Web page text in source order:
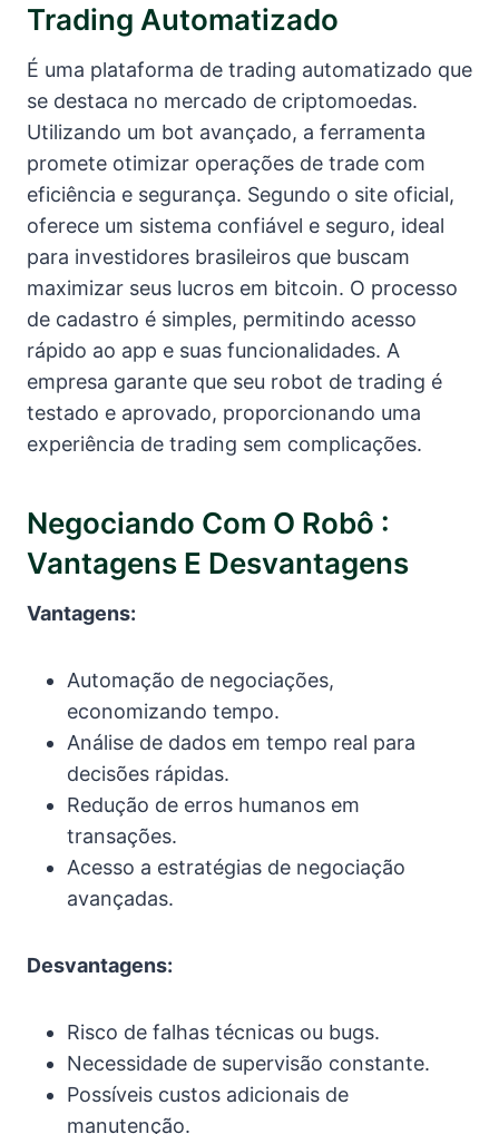
Trading Automatizado
É uma plataforma de trading automatizado que
se destaca no mercado de criptomoedas.
Utilizando um bot avançado, a ferramenta
promete otimizar operações de trade com
eficiência e segurança. Segundo o site oficial,
oferece um sistema confiável e seguro, ideal
para investidores brasileiros que buscam
maximizar seus lucros em bitcoin. O processo
de cadastro é simples, permitindo acesso
rápido ao app e suas funcionalidades. A
empresa garante que seu robot de trading é
testado e aprovado, proporcionando uma
experiência de trading sem complicações.
Negociando Com O Robô :
Vantagens E Desvantagens
Vantagens:
Automação de negociações,
economizando tempo.
Análise de dados em tempo real para
decisões rápidas.
Redução de erros humanos em
transações.
Acesso a estratégias de negociação
avançadas.
Desvantagens:
Risco de falhas técnicas ou bugs.
Necessidade de supervisão constante.
Possíveis custos adicionais de
manutenção.